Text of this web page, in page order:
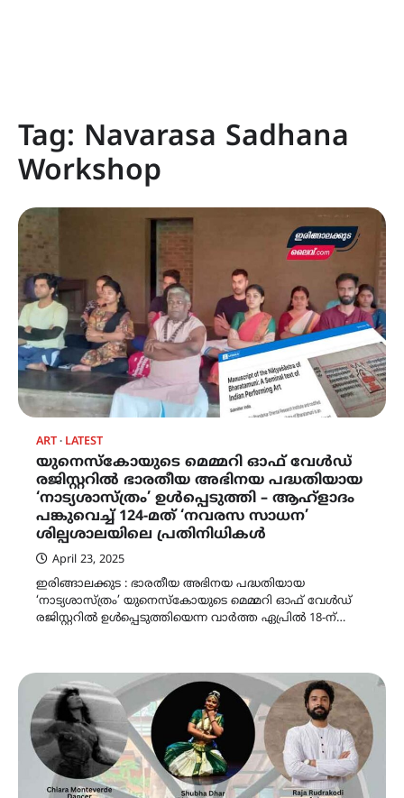
Tag: Navarasa Sadhana
Workshop
ART LATEST
യുനെസ്കോയുടെ മെമ്മറി ഓഫ് വേൾഡ്
രജിസ്റ്ററിൽ ഭാരതീയ അഭിനയ പദ്ധതിയായ
‘നാട്യശാസ്ത്രം’ ഉൾപ്പെടുത്തി – ആഹ്ളാദം
പങ്കുവെച്ച് 124-മത് ‘നവരസ സാധന’
ശില്പശാലയിലെ പ്രതിനിധികൾ
April 23, 2025
ഇരിങ്ങാലക്കുട : ഭാരതീയ അഭിനയ പദ്ധതിയായ
‘നാട്യശാസ്ത്രം’ യുനെസ്കോയുടെ മെമ്മറി ഓഫ് വേൾഡ്
രജിസ്റ്ററിൽ ഉൾപ്പെടുത്തിയെന്ന വാർത്ത ഏപ്രിൽ 18-ന്…